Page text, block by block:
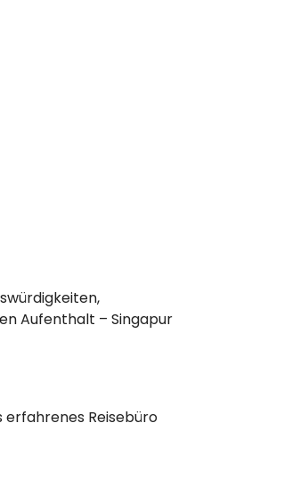
Aufenthalt – Singapur
erfahrenes Reisebüro